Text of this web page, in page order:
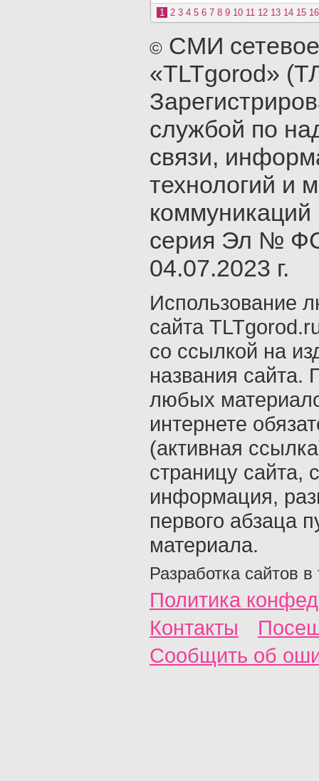
1 2 3 4 5 6 7 8 9 10 11 12 13 14 15 16
© СМИ
«TLTgorod»
службой по
связи,
технологий и
серия Эл №
04.07.2023 г.
Использование
сайта
со ссылкой на
названия сайта.
любых
интернете
(активная
страницу сайта,
информация,
первого абзаца
материала.
Разработка сайтов в
Политика
Контакты
Сообщить об